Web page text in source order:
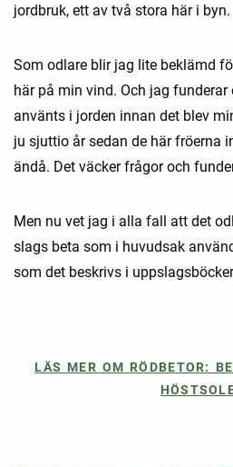
jordbruk, ett av två stora här i byn.
Som odlare blir jag lite beklämd
här på min vind. Och jag funderar
använts i jorden innan det blev
ju sjuttio år sedan de här fröerna
ändå. Det väcker frågor och
Men nu vet jag i alla fall att det
slags beta som i huvudsak
som det beskrivs i
LÄS MER OM RÖDBETOR: